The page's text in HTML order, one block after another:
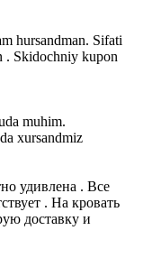
hursandman. Sifati
. Skidochniy kupon
muhim.
xursandmiz
удивлена . Все
. На кровать
доставку и